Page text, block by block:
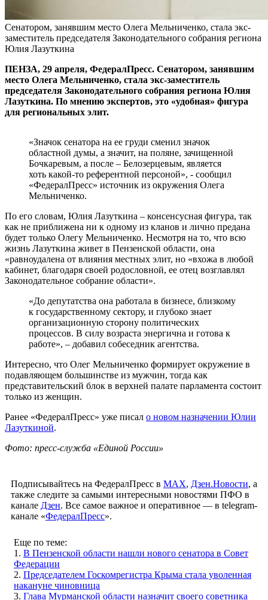
Сенатором, занявшим место Олега Мельниченко, стала экс-
заместитель председателя Законодательного собрания региона
Юлия Лазуткина
ПЕНЗА, 29 апреля, ФедералПресс. Сенатором, занявшим
место Олега Мельниченко, стала экс-заместитель
председателя Законодательного собрания региона Юлия
Лазуткина. По мнению экспертов, это «удобная» фигура
для региональных элит.
«Значок сенатора на ее груди сменил значок
областной думы, а значит, на поляне, зачищенной
Бочкаревым, а после – Белозерцевым, является
хоть какой-то референтной персоной», - сообщил
«ФедералПресс» источник из окружения Олега
Мельниченко.
По его словам, Юлия Лазуткина – консенсусная фигура, так
как не приближена ни к одному из кланов и лично предана
будет только Олегу Мельниченко. Несмотря на то, что всю
жизнь Лазуткина живет в Пензенской области, она
«равноудалена от влияния местных элит, но «вхожа в любой
кабинет, благодаря своей родословной, ее отец возглавлял
Законодательное собрание области».
«До депутатства она работала в бизнесе, близкому
к государственному сектору, и глубоко знает
организационную сторону политических
процессов. В силу возраста энергична и готова к
работе», – добавил собеседник агентства.
Интересно, что Олег Мельниченко формирует окружение в
подавляющем большинстве из мужчин, тогда как
представительский блок в верхней палате парламента состоит
только из женщин.
Ранее «ФедералПресс» уже писал о новом назначении Юлии
Лазуткиной.
Фото: пресс-служба «Единой России»
Подписывайтесь на ФедералПресс в МАХ, Дзен.Новости, а
также следите за самыми интересными новостями ПФО в
канале Дзен. Все самое важное и оперативное — в telegram-
канале «ФедералПресс».
Еще по теме:
1. В Пензенской области нашли нового сенатора в Совет
Федерации
2. Председателем Госкомрегистра Крыма стала уволенная
накануне чиновница
3. Глава Мурманской области назначит своего советника